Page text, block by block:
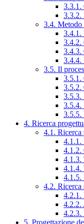
3.3.1.
3.3.2.
3.4.
3.4.1.
3.4.2.
3.4.3.
3.4.4.
3.5. Il
3.5.1.
3.5.2.
3.5.3.
3.5.4.
3.5.5.
4. Ricerca
4.1. Ricerca
4.1.1.
4.1.2.
4.1.3.
4.1.4.
4.1.5.
4.2. Ricerca
4.2.1.
4.2.2.
4.2.3.
5. Progettazione